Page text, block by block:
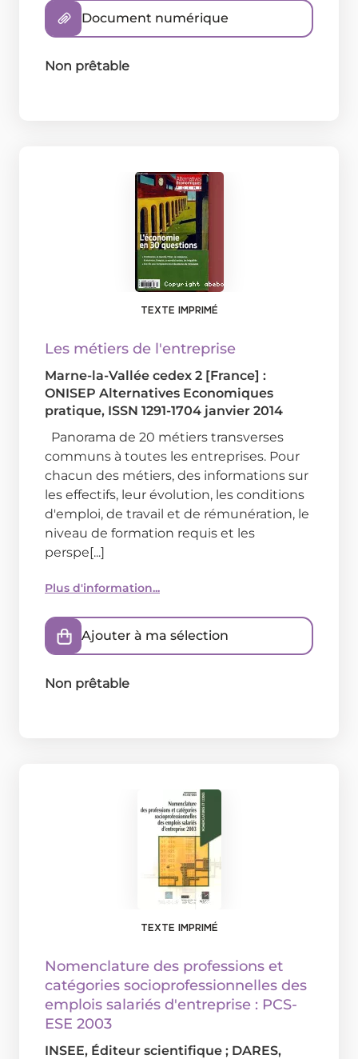
Document numérique
Non prêtable
TEXTE IMPRIMÉ
Les métiers de l'entreprise
Marne-la-Vallée cedex 2 [France] :
ONISEP Alternatives Economiques
pratique, ISSN 1291-1704 janvier 2014
Panorama de 20 métiers transverses
communs à toutes les entreprises. Pour
chacun des métiers, des informations sur
les effectifs, leur évolution, les conditions
d'emploi, de travail et de rémunération, le
niveau de formation requis et les
perspe[...]
Plus d'information...
Ajouter à ma sélection
Non prêtable
TEXTE IMPRIMÉ
Nomenclature des professions et
catégories socioprofessionnelles des
emplois salariés d'entreprise : PCS-
ESE 2003
INSEE, Éditeur scientifique ; DARES,